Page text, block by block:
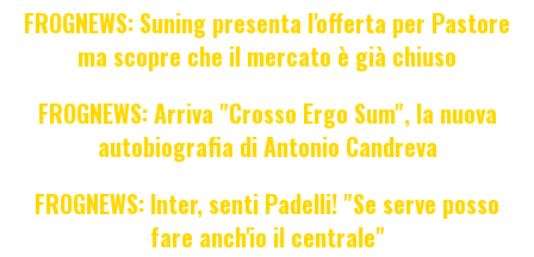
FROGNEWS: Suning presenta l'offerta per Pastore
ma scopre che il mercato è già chiuso
FROGNEWS: Arriva "Crosso Ergo Sum", la nuova
autobiografia di Antonio Candreva
FROGNEWS: Inter, senti Padelli! "Se serve posso
fare anch'io il centrale"